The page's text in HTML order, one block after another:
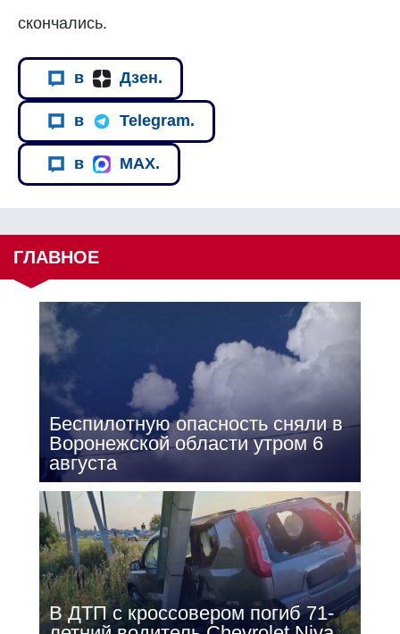
скончались.
в Дзен.
в Telegram.
в MAX.
ГЛАВНОЕ
Беспилотную опасность сняли в
Воронежской области утром 6
августа
В ДТП с кроссовером погиб 71-